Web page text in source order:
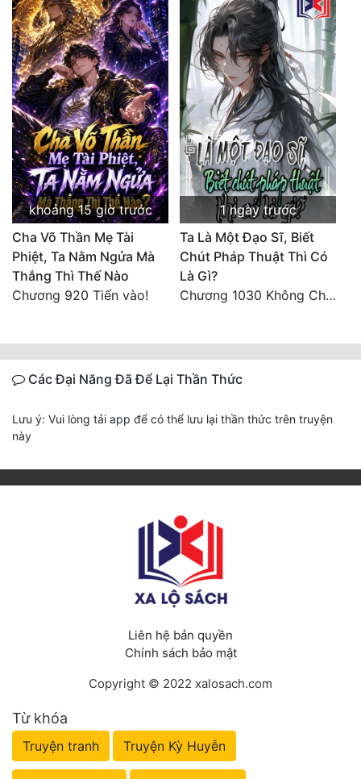
khoảng 15 giờ trước
Cha Võ Thần Mẹ Tài
Phiệt, Ta Nằm Ngửa Mà
Thắng Thì Thế Nào
Chương 920 Tiến vào!
1 ngày trước
Ta Là Một Đạo Sĩ, Biết
Chút Pháp Thuật Thì Có
Là Gì?
Chương 1030 Không Chi Hoàng Nguyên Đại Hư
Các Đại Năng Đã Để Lại Thần Thức
Lưu ý: Vui lòng tải app để có thể lưu lại thần thức trên truyện
này
Liên hệ bản quyền
Chính sách bảo mật
Copyright © 2022 xalosach.com
Từ khóa
Truyện tranh Truyện Kỳ Huyễn